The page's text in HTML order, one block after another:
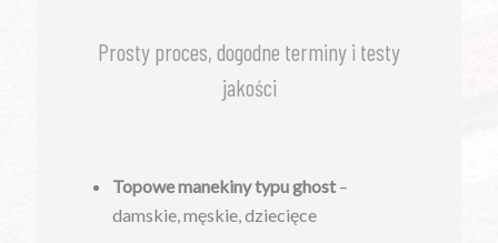
Prosty proces, dogodne terminy i testy
jakości
Topowe manekiny typu ghost–
damskie, męskie, dziecięce